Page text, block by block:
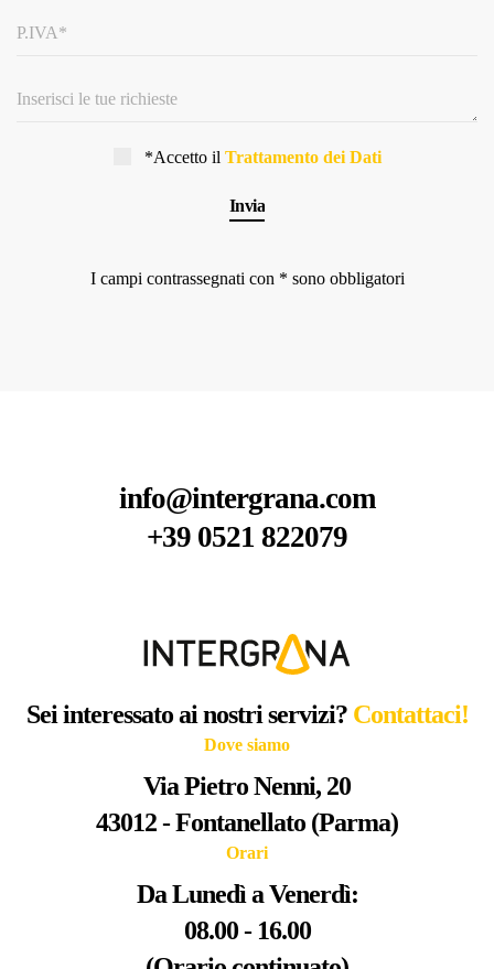
*Accetto il Trattamento dei Dati
I campi contrassegnati con * sono obbligatori
info@intergrana.com
+39 0521 822079
Sei interessato ai nostri servizi? Contattaci!
Dove siamo
Via Pietro Nenni, 20
43012 - Fontanellato (Parma)
Orari
Da Lunedì a Venerdì:
08.00 - 16.00